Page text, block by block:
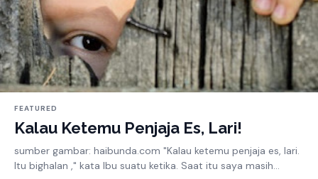
FEATURED
Kalau Ketemu Penjaja Es, Lari!
sumber gambar: haibunda.com "Kalau ketemu penjaja es, lari.
Itu bighalan ," kata Ibu suatu ketika. Saat itu saya masih